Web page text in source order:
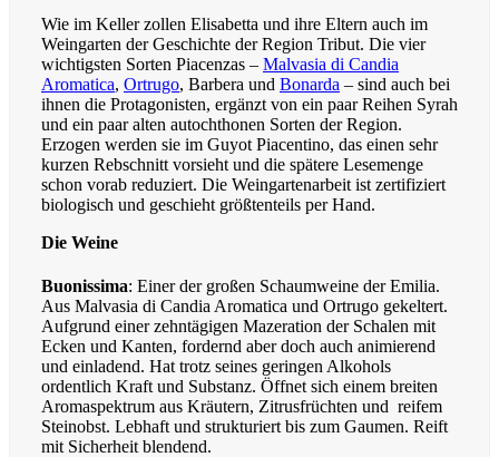
Wie im Keller zollen Elisabetta und ihre Eltern auch im
Weingarten der Geschichte der Region Tribut. Die vier
wichtigsten Sorten Piacenzas – Malvasia di Candia
Aromatica, Ortrugo, Barbera und Bonarda – sind auch bei
ihnen die Protagonisten, ergänzt von ein paar Reihen Syrah
und ein paar alten autochthonen Sorten der Region.
Erzogen werden sie im Guyot Piacentino, das einen sehr
kurzen Rebschnitt vorsieht und die spätere Lesemenge
schon vorab reduziert. Die Weingartenarbeit ist zertifiziert
biologisch und geschieht größtenteils per Hand.
Die Weine
Buonissima: Einer der großen Schaumweine der Emilia.
Aus Malvasia di Candia Aromatica und Ortrugo gekeltert.
Aufgrund einer zehntägigen Mazeration der Schalen mit
Ecken und Kanten, fordernd aber doch auch animierend
und einladend. Hat trotz seines geringen Alkohols
ordentlich Kraft und Substanz. Öffnet sich einem breiten
Aromaspektrum aus Kräutern, Zitrusfrüchten und reifem
Steinobst. Lebhaft und strukturiert bis zum Gaumen. Reift
mit Sicherheit blendend.